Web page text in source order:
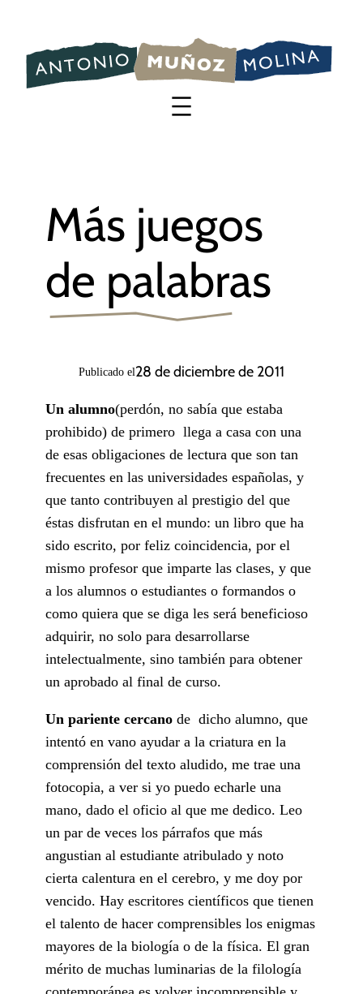
contenido
Más juegos
de palabras
Publicado el28 de diciembre de 2011
Un alumno(perdón, no sabía que estaba
prohibido) de primero llega a casa con una
de esas obligaciones de lectura que son tan
frecuentes en las universidades españolas, y
que tanto contribuyen al prestigio del que
éstas disfrutan en el mundo: un libro que ha
sido escrito, por feliz coincidencia, por el
mismo profesor que imparte las clases, y que
a los alumnos o estudiantes o formandos o
como quiera que se diga les será beneficioso
adquirir, no solo para desarrollarse
intelectualmente, sino también para obtener
un aprobado al final de curso.
Un pariente cercano de dicho alumno, que
intentó en vano ayudar a la criatura en la
comprensión del texto aludido, me trae una
fotocopia, a ver si yo puedo echarle una
mano, dado el oficio al que me dedico. Leo
un par de veces los párrafos que más
angustian al estudiante atribulado y noto
cierta calentura en el cerebro, y me doy por
vencido. Hay escritores científicos que tienen
el talento de hacer comprensibles los enigmas
mayores de la biología o de la física. El gran
mérito de muchas luminarias de la filología